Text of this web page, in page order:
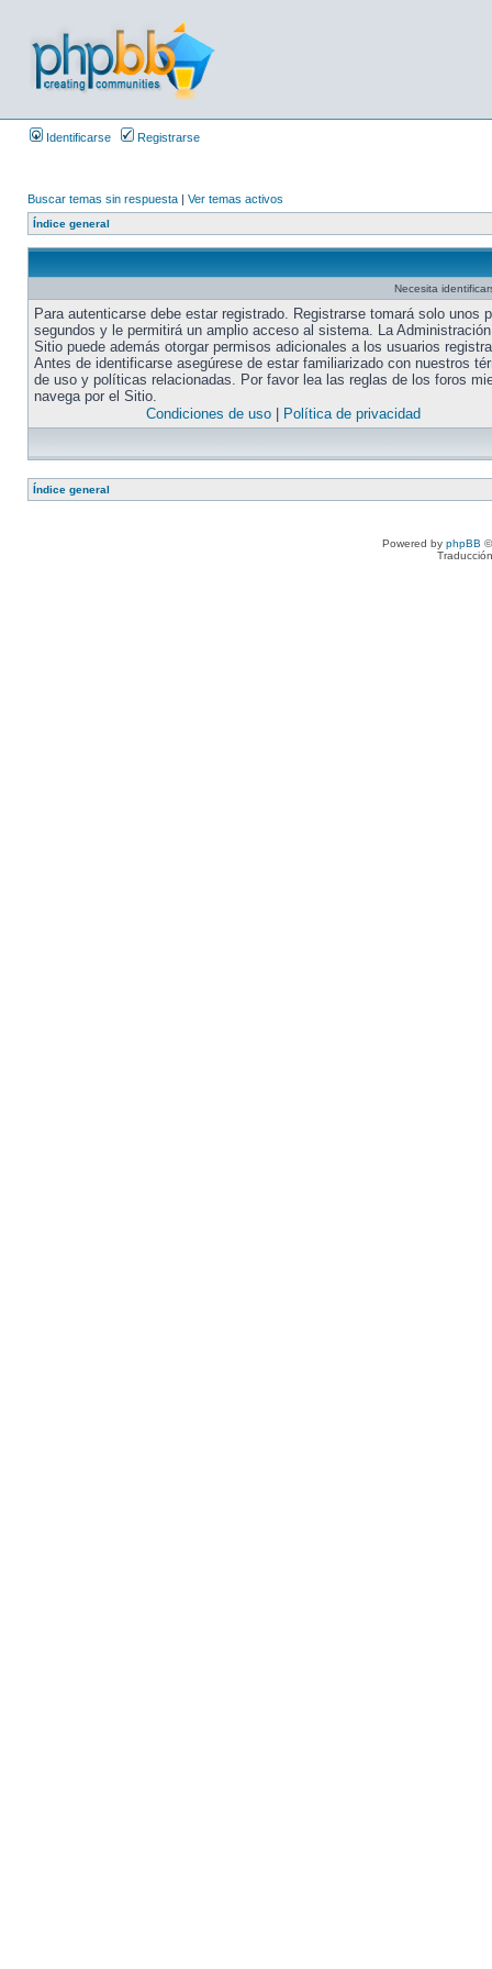
Identificarse Registrarse
Buscar temas sin respuesta | Ver temas activos
Índice general
Necesita
Para autenticarse debe estar registrado. Registrarse tomará solo unos
segundos y le permitirá un amplio acceso al sistema. La
Sitio puede además otorgar permisos adicionales a los usuarios
Antes de identificarse asegúrese de estar familiarizado con nuestros
de uso y políticas relacionadas. Por favor lea las reglas de los foros
navega por el Sitio.
Condiciones de uso| Política de privacidad
Índice general
Powered by phpBB